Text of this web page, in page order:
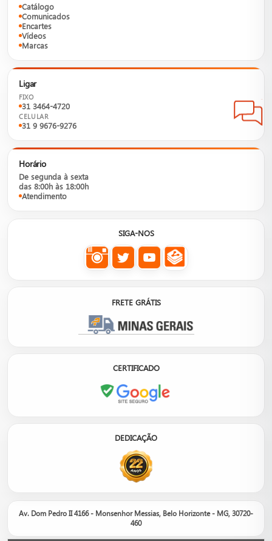
Nosso site é um catálogo de produtos, não um e-commerce.
Catálogo
Comunicados
Encartes
Vídeos
Marcas
Ligar
FIXO
31 3464-4720
CELULAR
31 9 9676-9276
Horário
De segunda à sexta
das 8:00h às 18:00h
Atendimento
SIGA-NOS
FRETE GRÁTIS
CERTIFICADO
DEDICAÇÃO
Av. Dom Pedro II 4166 - Monsenhor Messias, Belo Horizonte - MG, 30720-
460